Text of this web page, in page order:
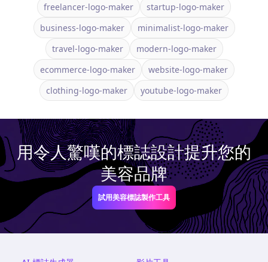
freelancer-logo-maker
startup-logo-maker
business-logo-maker
minimalist-logo-maker
travel-logo-maker
modern-logo-maker
ecommerce-logo-maker
website-logo-maker
clothing-logo-maker
youtube-logo-maker
用令人驚嘆的標誌設計提升您的
美容品牌
試用美容標誌製作工具